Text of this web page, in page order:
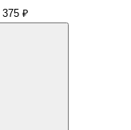
375 ₽